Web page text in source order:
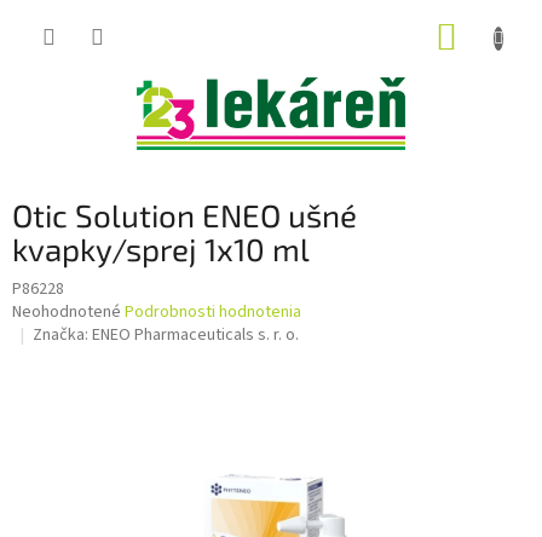
Otic Solution ENEO ušné
kvapky/sprej 1x10 ml
P86228
Priemerné
hodnotenie
Neohodnotené Podrobnosti hodnotenia
Značka: ENEO Pharmaceuticals s. r. o.